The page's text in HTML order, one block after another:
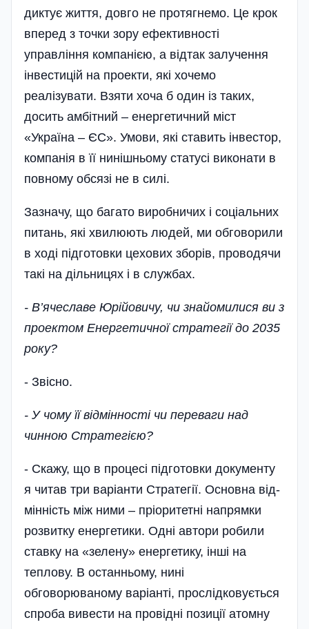
диктує життя, довго не протягнемо. Це крок
вперед з точки зору ефективності
управління компанією, а відтак залучення
інвестицій на проекти, які хочемо
реалізувати. Взяти хоча б один із таких,
досить амбітний – енергетичний міст
«Україна – ЄС». Умови, які ставить інвестор,
компанія в її нинішньому статусі виконати в
повному обсязі не в силі.
Зазначу, що багато виробничих і соціальних
питань, які хвилюють людей, ми обговорили
в ході підготовки цехових зборів, проводячи
такі на дільницях і в службах.
- В’ячеславе Юрійовичу, чи зна­йомилися ви з
проектом Енергетичної стратегії до 2035
року?
- Звісно.
- У чому її від­мінності чи переваги над
чинною Стратегією?
- Скажу, що в процесі підготовки документу
я читав три варіанти Стратегії. Основна від­
мінність між ними – пріоритетні напря­мки
розвитку енергетики. Одні автори робили
ставку на «зелену» енергетику, інші на
теплову. В останньому, нині
обговорюваному варіанті, прослідковується
спроба вивести на провідні позиції атомну